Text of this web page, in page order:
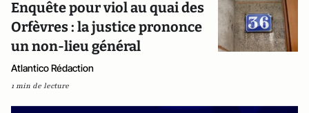
Enquête pour viol au quai des
Orfèvres : la justice prononce
un non-lieu général
Atlantico Rédaction
1 min de lecture